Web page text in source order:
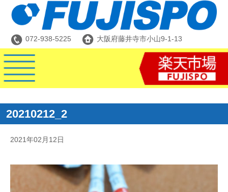
072-938-5225 大阪府藤井寺市小山9-1-13
20210212_2
2021年02月12日